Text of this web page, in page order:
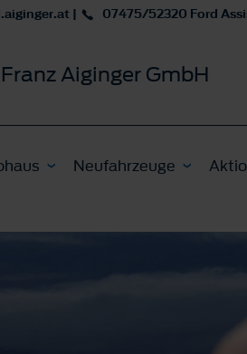
| 07475/52320 Ford
Franz Aiginger GmbH
Neufahrzeuge